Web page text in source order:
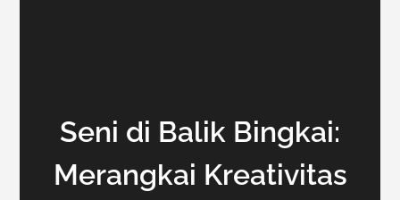
Seni di Balik Bingkai:
Merangkai Kreativitas